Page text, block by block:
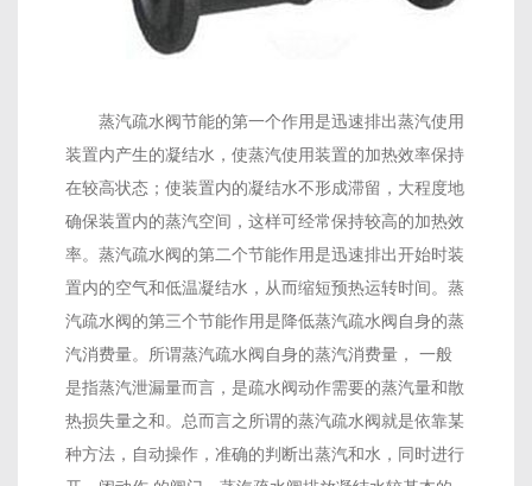
蒸汽疏水阀节能的第一个作用是迅速排出蒸汽使用
装置内产生的凝结水，使蒸汽使用装置的加热效率保持
在较高状态；使装置内的凝结水不形成滞留，大程度地
确保装置内的蒸汽空间，这样可经常保持较高的加热效
率。蒸汽疏水阀的第二个节能作用是迅速排出开始时装
置内的空气和低温凝结水，从而缩短预热运转时间。蒸
汽疏水阀的第三个节能作用是降低蒸汽疏水阀自身的蒸
汽消费量。所谓蒸汽疏水阀自身的蒸汽消费量， 一般
是指蒸汽泄漏量而言，是疏水阀动作需要的蒸汽量和散
热损失量之和。总而言之所谓的蒸汽疏水阀就是依靠某
种方法，自动操作，准确的判断出蒸汽和水，同时进行